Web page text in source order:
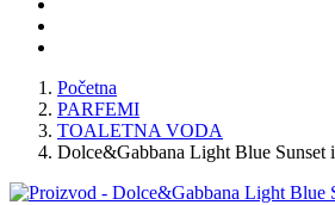
Početna
PARFEMI
TOALETNA VODA
Dolce&Gabbana Light Blue Sunset